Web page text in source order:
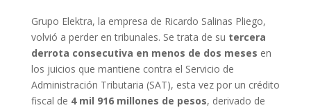
Grupo Elektra, la empresa de Ricardo Salinas Pliego,
volvió a perder en tribunales. Se trata de su tercera
derrota consecutiva en menos de dos meses en
los juicios que mantiene contra el Servicio de
Administración Tributaria (SAT), esta vez por un crédito
fiscal de 4 mil 916 millones de pesos, derivado de